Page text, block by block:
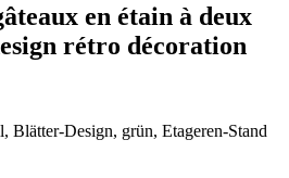
en étain à deux
rétro décoration